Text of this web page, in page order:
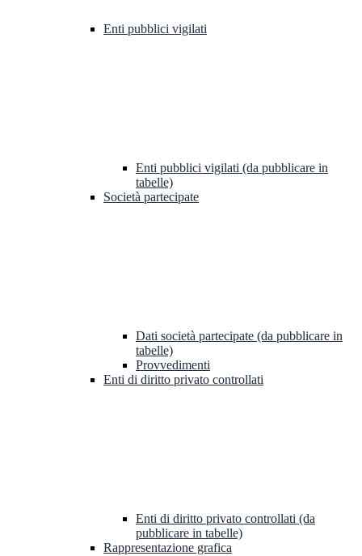
Enti pubblici vigilati
Enti pubblici vigilati (da pubblicare in
tabelle)
Società partecipate
Dati società partecipate (da pubblicare in
tabelle)
Provvedimenti
Enti di diritto privato controllati
Enti di diritto privato controllati (da
pubblicare in tabelle)
Rappresentazione grafica